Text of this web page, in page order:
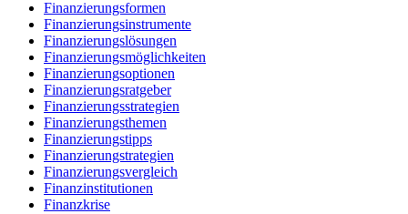
Finanzierungsformen
Finanzierungsinstrumente
Finanzierungslösungen
Finanzierungsmöglichkeiten
Finanzierungsoptionen
Finanzierungsratgeber
Finanzierungsstrategien
Finanzierungsthemen
Finanzierungstipps
Finanzierungstrategien
Finanzierungsvergleich
Finanzinstitutionen
Finanzkrise